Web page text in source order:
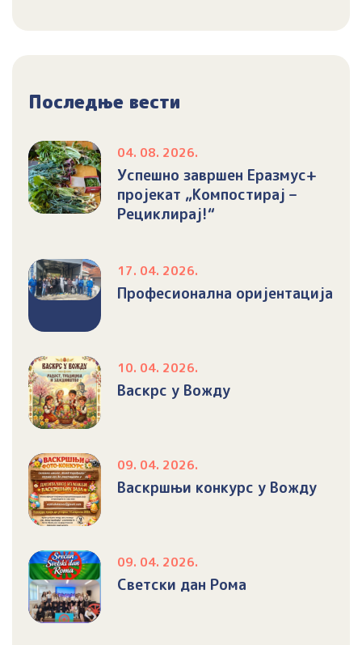
Последње вести
04. 08. 2026.
Успешно завршен Еразмус+
пројекат „Компостирај –
Рециклирај!“
17. 04. 2026.
Професионална оријентација
10. 04. 2026.
Васкрс у Вожду
09. 04. 2026.
Васкршњи конкурс у Вожду
09. 04. 2026.
Светски дан Рома